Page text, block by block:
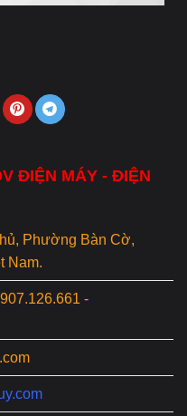
ĐIỆN MÁY - ĐIỆN
Phường Bàn Cờ,
Nam.
-